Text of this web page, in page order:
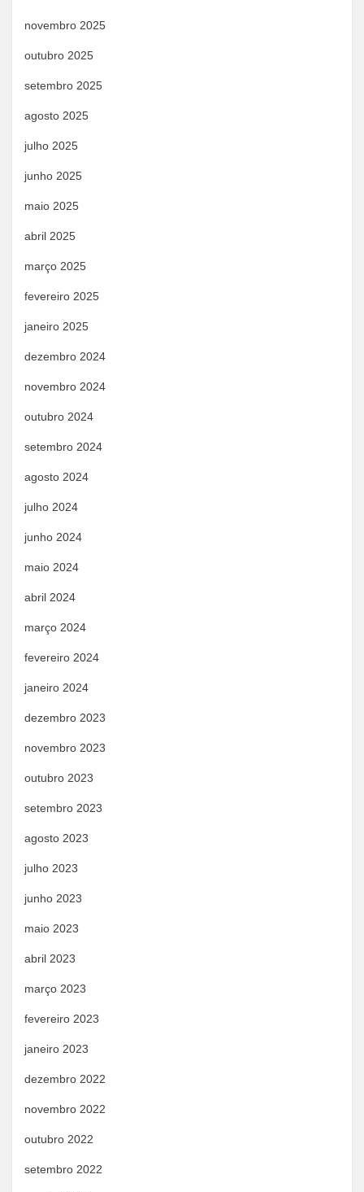
novembro 2025
outubro 2025
setembro 2025
agosto 2025
julho 2025
junho 2025
maio 2025
abril 2025
março 2025
fevereiro 2025
janeiro 2025
dezembro 2024
novembro 2024
outubro 2024
setembro 2024
agosto 2024
julho 2024
junho 2024
maio 2024
abril 2024
março 2024
fevereiro 2024
janeiro 2024
dezembro 2023
novembro 2023
outubro 2023
setembro 2023
agosto 2023
julho 2023
junho 2023
maio 2023
abril 2023
março 2023
fevereiro 2023
janeiro 2023
dezembro 2022
novembro 2022
outubro 2022
setembro 2022